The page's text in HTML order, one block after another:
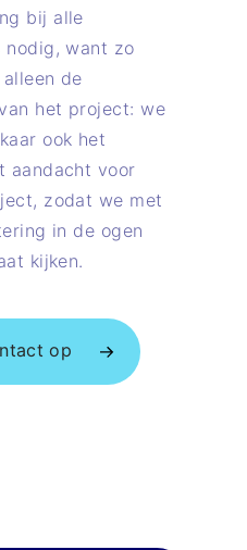
bij alle
nodig, want zo
de
het project: we
ook het
aandacht voor
zodat we met
in de ogen
kijken.
op